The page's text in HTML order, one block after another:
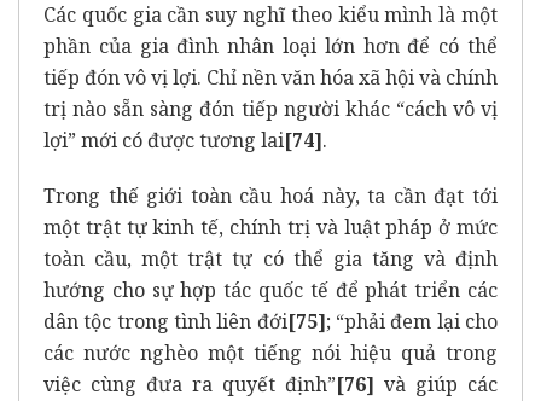
Các quốc gia cần suy nghĩ theo kiểu mình là một
phần của gia đình nhân loại lớn hơn để có thể
tiếp đón vô vị lợi. Chỉ nền văn hóa xã hội và chính
trị nào sẵn sàng đón tiếp người khác “cách vô vị
lợi” mới có được tương lai[74].
Trong thế giới toàn cầu hoá này, ta cần đạt tới
một trật tự kinh tế, chính trị và luật pháp ở mức
toàn cầu, một trật tự có thể gia tăng và định
hướng cho sự hợp tác quốc tế để phát triển các
dân tộc trong tình liên đới[75]; “phải đem lại cho
các nước nghèo một tiếng nói hiệu quả trong
việc cùng đưa ra quyết định”[76] và giúp các